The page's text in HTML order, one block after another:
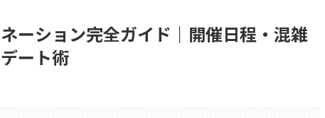
ーション完全ガイド｜開催日程・混雑
ート術